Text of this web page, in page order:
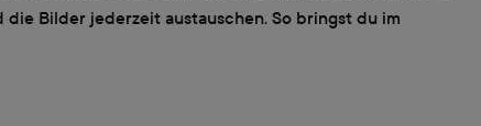
Bilder jederzeit austauschen. So bringst du im